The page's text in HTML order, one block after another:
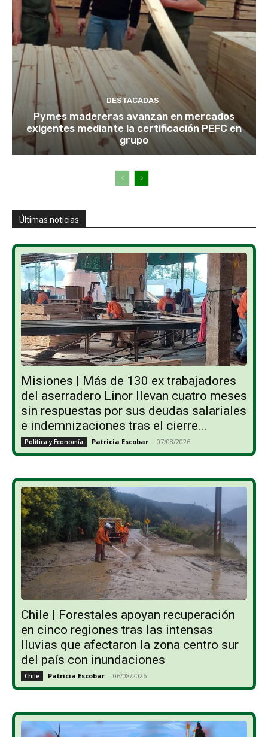
DESTACADAS
Pymes madereras avanzan en mercados
exigentes mediante la certificación PEFC en
grupo
Últimas noticias
Misiones | Más de 130 ex trabajadores
del aserradero Linor llevan cuatro meses
sin respuestas por sus deudas salariales
e indemnizaciones tras el cierre...
Política y Economía Patricia Escobar - 07/08/2026
Chile | Forestales apoyan recuperación
en cinco regiones tras las intensas
lluvias que afectaron la zona centro sur
del país con inundaciones
Chile Patricia Escobar - 06/08/2026